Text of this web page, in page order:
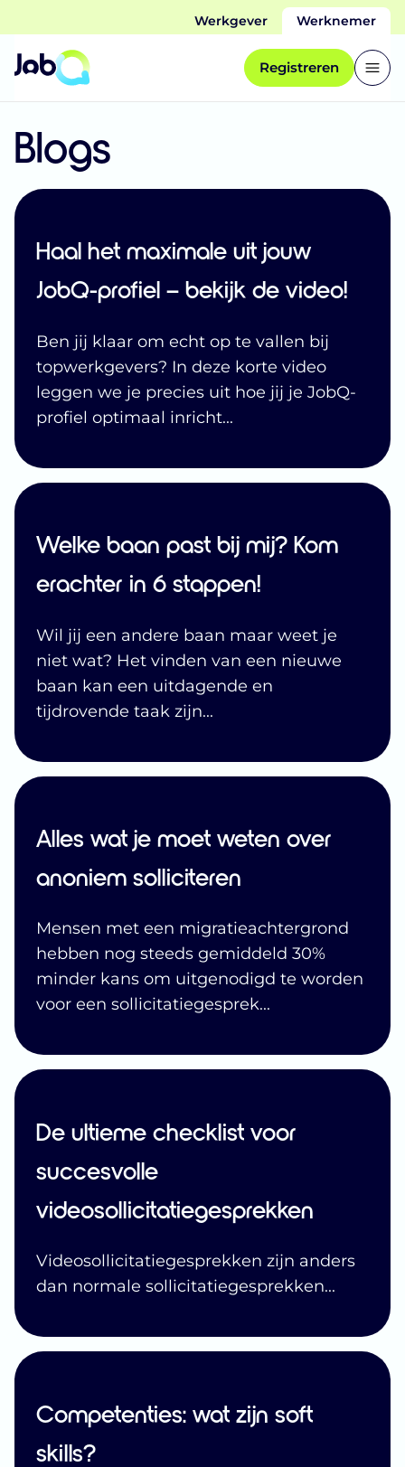
Werkgever Werknemer
Registreren
Blogs
Haal het maximale uit jouw
JobQ-profiel – bekijk de video!
Ben jij klaar om echt op te vallen bij
topwerkgevers? In deze korte video
leggen we je precies uit hoe jij je JobQ-
profiel optimaal inricht...
Welke baan past bij mij? Kom
erachter in 6 stappen!
Wil jij een andere baan maar weet je
niet wat? Het vinden van een nieuwe
baan kan een uitdagende en
tijdrovende taak zijn...
Alles wat je moet weten over
anoniem solliciteren
Mensen met een migratieachtergrond
hebben nog steeds gemiddeld 30%
minder kans om uitgenodigd te worden
voor een sollicitatiegesprek...
De ultieme checklist voor
succesvolle
videosollicitatiegesprekken
Videosollicitatiegesprekken zijn anders
dan normale sollicitatiegesprekken...
Competenties: wat zijn soft
skills?